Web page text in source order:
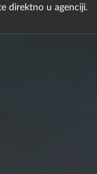
direktno u agenciji.